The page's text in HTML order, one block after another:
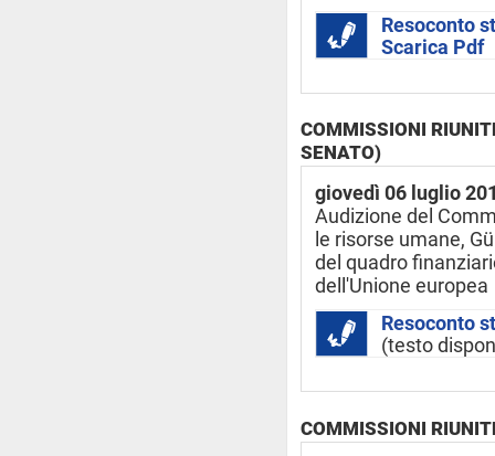
Resoconto
Scarica Pdf
COMMISSIONI
SENATO)
giovedì 06 luglio
Audizione del
le risorse umane,
del quadro
dell'Unione europea
Resoconto
(testo
COMMISSIONI